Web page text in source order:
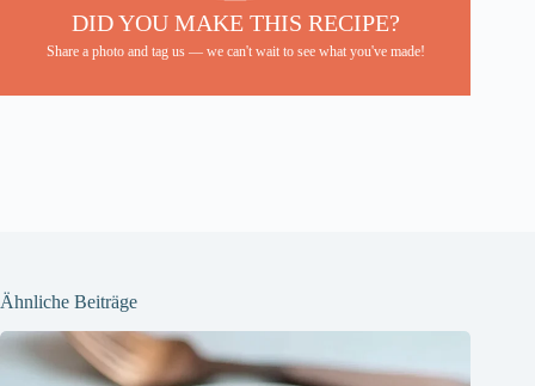
DID YOU MAKE THIS RECIPE?
Share a photo and tag us — we can't wait to see what you've made!
Ähnliche Beiträge